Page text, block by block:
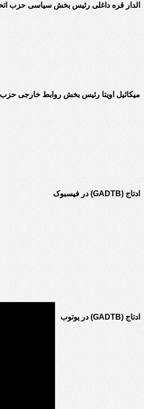
الدار قره داغلی رئیس بخش سیاسی حزب
میکائیل اویتا رئیس بخش روابط خارجی حزب
ادتاج (GADTB) در فیسبوک
ادتاج (GADTB) در یوتوب